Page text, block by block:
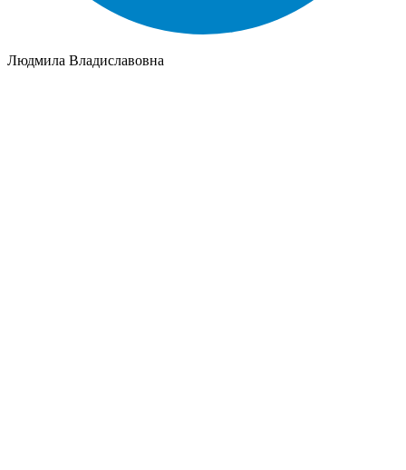
Людмила Владиславовна